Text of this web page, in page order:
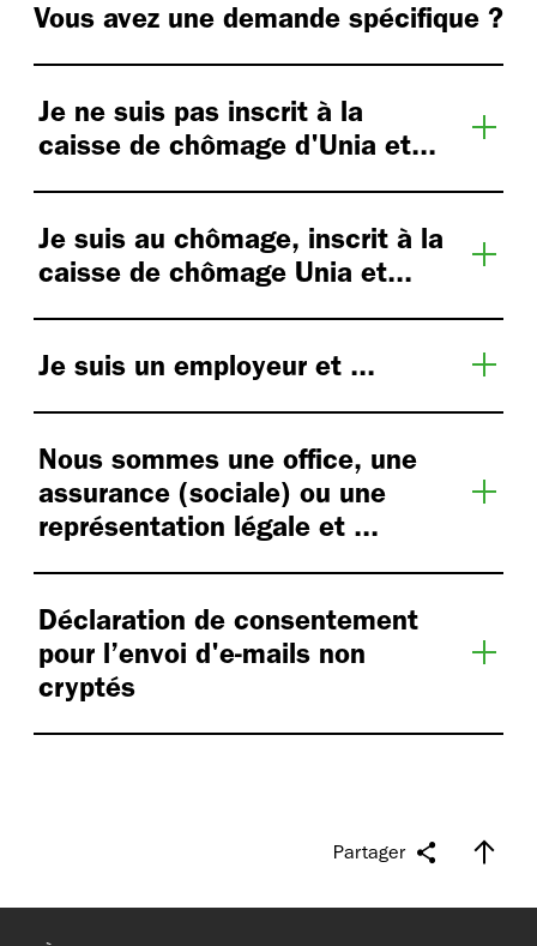
Vous avez une demande spécifique ?
Je ne suis pas inscrit à la
caisse de chômage d'Unia et...
Je suis au chômage, inscrit à la
caisse de chômage Unia et...
Je suis un employeur et ...
Nous sommes une office, une
assurance (sociale) ou une
représentation légale et ...
Déclaration de consentement
pour l’envoi d'e-mails non
cryptés
Partager